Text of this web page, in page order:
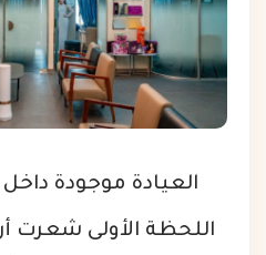
العيادة موجودة
اللحظة الأولى شعرت